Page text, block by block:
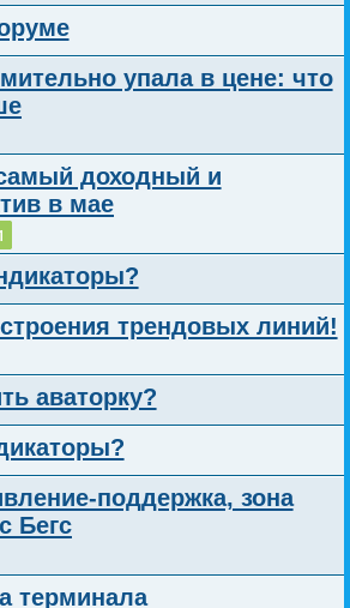
упала в цене: что
доходный и
в мае
трендовых линий!
аваторку?
поддержка, зона
Бегс
терминала